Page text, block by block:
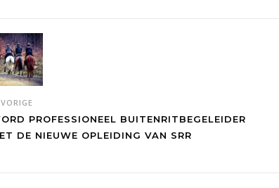
PROFESSIONEEL BUITENRITBEGELEIDER
DE NIEUWE OPLEIDING VAN SRR